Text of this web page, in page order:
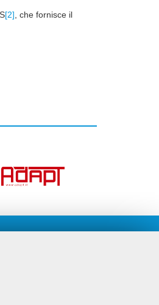
[2] , che fornisce il